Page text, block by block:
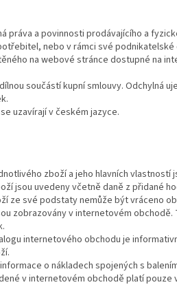
práva a povinnosti prodávajícího a
nebo v rámci své podnikatelské
na webové stránce dostupné na
součástí kupní smlouvy. Odchylná
uzavírají v českém jazyce.
zboží a jeho hlavních vlastností
jsou uvedeny včetně daně z přidané
ze své podstaty nemůže být vráceno
zobrazovány v internetovém
internetového obchodu je
o nákladech spojených s
v internetovém obchodě platí